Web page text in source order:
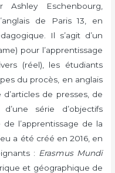
Eschenbourg,
de Paris 13, en
Il s’agit d’un
pour l’apprentissage
(réel), les étudiants
du procès, en anglais
de presses, de
série d’objectifs
l’apprentissage de la
a été créé en 2016, en
: Erasmus Mundi
et géographique de